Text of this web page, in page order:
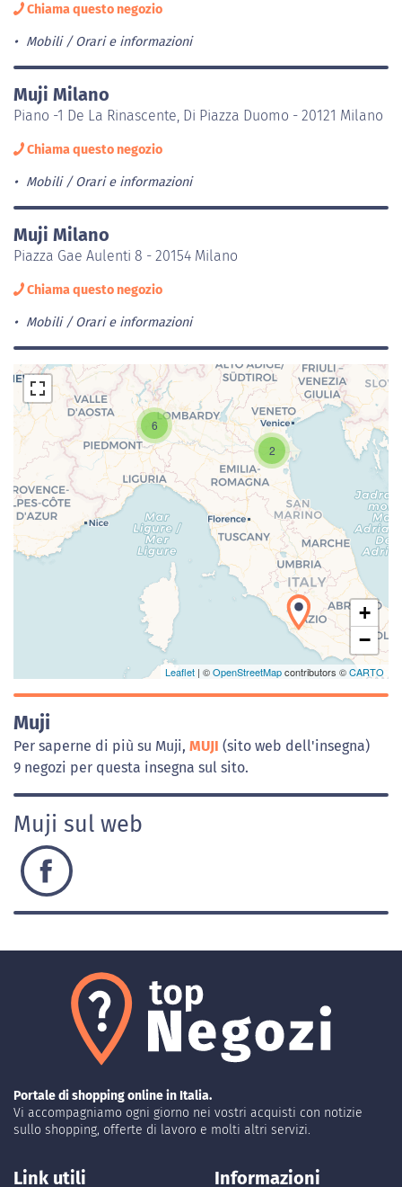
Chiama questo negozio
Mobili Orari e informazioni
Muji Milano
Piano -1 De La Rinascente, Di Piazza Duomo - 20121 Milano
Chiama questo negozio
Mobili Orari e informazioni
Muji Milano
Piazza Gae Aulenti 8 - 20154 Milano
Chiama questo negozio
Mobili Orari e informazioni
Caricamento della carta in corso...
2
6
+
−
Leaflet | ©OpenStreetMapcontributors ©CARTO
Muji
Per saperne di più su Muji, MUJI (sito web dell'insegna)
9 negozi per questa insegna sul sito.
Muji sul web
Portale di shopping online in Italia.
Vi accompagniamo ogni giorno nei vostri acquisti con notizie
sullo shopping, offerte di lavoro e molti altri servizi.
Link utili Informazioni